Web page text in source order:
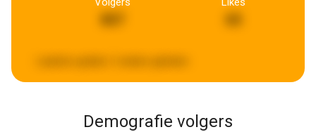
Demografie volgers